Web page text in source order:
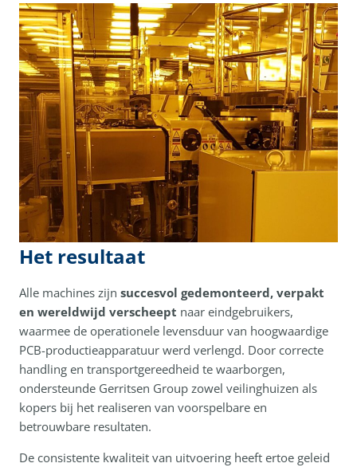
Het resultaat
Alle machines zijn succesvol gedemonteerd, verpakt
en wereldwijd verscheept naar eindgebruikers,
waarmee de operationele levensduur van hoogwaardige
PCB-productieapparatuur werd verlengd. Door correcte
handling en transportgereedheid te waarborgen,
ondersteunde Gerritsen Group zowel veilinghuizen als
kopers bij het realiseren van voorspelbare en
betrouwbare resultaten.
De consistente kwaliteit van uitvoering heeft ertoe geleid